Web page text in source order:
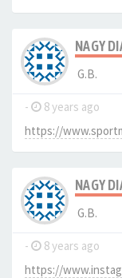
NAGY
G.B.
- 8 years ago
https://
NAGY
G.B.
- 8 years ago
https://